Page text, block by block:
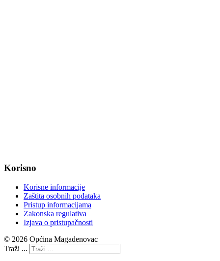
Korisno
Korisne informacije
Zaštita osobnih podataka
Pristup informacijama
Zakonska regulativa
Izjava o pristupačnosti
© 2026 Općina Magadenovac
Traži ...